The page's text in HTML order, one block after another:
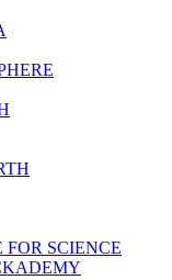
FOR SCIENCE